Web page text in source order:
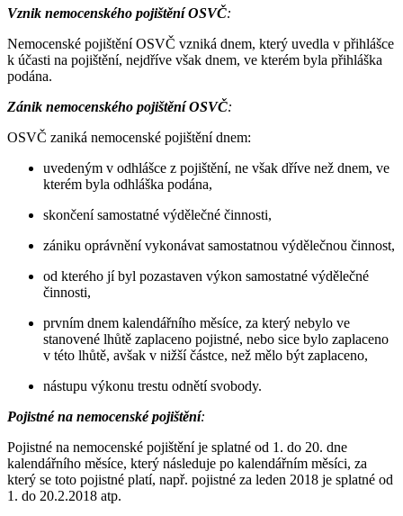
Vznik nemocenského pojištění OSVČ:
Nemocenské pojištění OSVČ vzniká dnem, který uvedla v přihlášce
k účasti na pojištění, nejdříve však dnem, ve kterém byla přihláška
podána.
Zánik nemocenského pojištění OSVČ:
OSVČ zaniká nemocenské pojištění dnem:
uvedeným v odhlášce z pojištění, ne však dříve než dnem, ve
kterém byla odhláška podána,
skončení samostatné výdělečné činnosti,
zániku oprávnění vykonávat samostatnou výdělečnou činnost,
od kterého jí byl pozastaven výkon samostatné výdělečné
činnosti,
prvním dnem kalendářního měsíce, za který nebylo ve
stanovené lhůtě zaplaceno pojistné, nebo sice bylo zaplaceno
v této lhůtě, avšak v nižší částce, než mělo být zaplaceno,
nástupu výkonu trestu odnětí svobody.
Pojistné na nemocenské pojištění:
Pojistné na nemocenské pojištění je splatné od 1. do 20. dne
kalendářního měsíce, který následuje po kalendářním měsíci, za
který se toto pojistné platí, např. pojistné za leden 2018 je splatné od
1. do 20.2.2018 atp.